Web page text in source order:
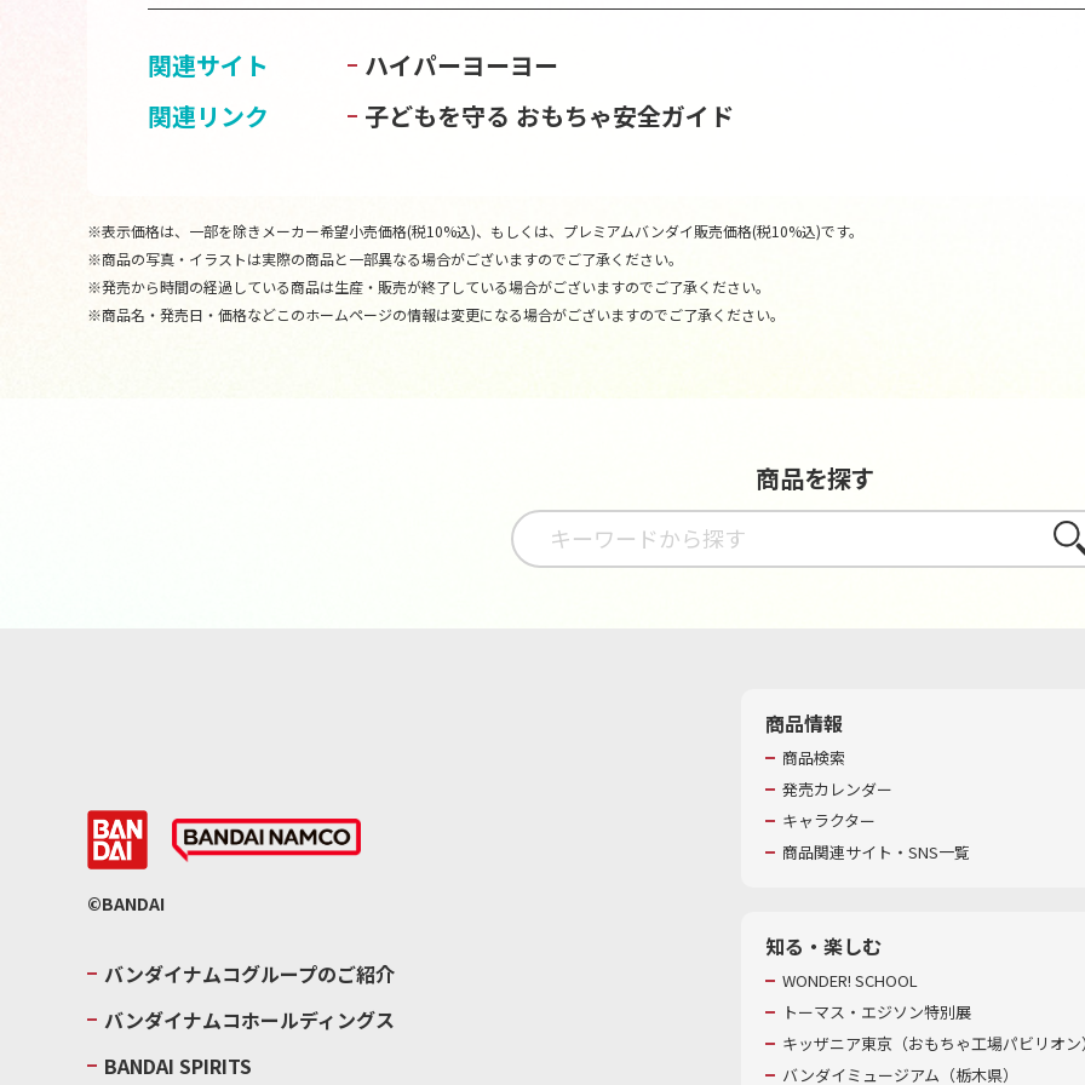
関連サイト
ハイパーヨーヨー
関連リンク
子どもを守る おもちゃ安全ガイド
※表示価格は、一部を除きメーカー希望小売価格(税10%込)、もしくは、プレミアムバンダイ販売価格(税10%込)です。
※商品の写真・イラストは実際の商品と一部異なる場合がございますのでご了承ください。
※発売から時間の経過している商品は生産・販売が終了している場合がございますのでご了承ください。
※商品名・発売日・価格などこのホームページの情報は変更になる場合がございますのでご了承ください。
商品を探す
さが
©BANDAI
バンダイナムコグループのご紹介
バンダイナムコホールディングス
BANDAI SPIRITS
商品情報
商品検索
発売カレンダー
キャラクター
商品関連サイト・SNS一覧
知る・楽しむ
WONDER! SCHOOL
トーマス・エジソン特別展
キッザニア東京（おもちゃ工場パビリオ
バンダイミュージアム（栃木県）